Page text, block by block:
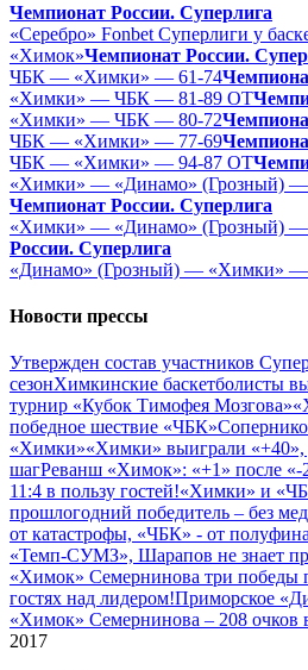
Чемпионат России. Суперлига
«Серебро» Fonbet Суперлиги у
«Химок»Чемпионат России.
ЧБК — «Химки» — 61-74
«Химки» — ЧБК — 81-89 ОТ
«Химки» — ЧБК — 80-72
ЧБК — «Химки» — 77-69
ЧБК — «Химки» — 94-87 ОТ
«Химки» — «Динамо» (Грозный)
Чемпионат России. Суперлига
«Химки» — «Динамо» (Грозный) —
России. Суперлига
«Динамо» (Грозный) — «Химки» —
Новости прессы
Утвержден состав участников
сезонХимкинские баскетболисты
турнир «Кубок Тимофея Мозгова»
победное шествие «ЧБК»
«Химки»«Химки» выиграли «+40»,
шагРеванш «Химок»: «+1» после «-
11:4 в пользу гостей!«Химки» и
прошлогодний победитель – без
от катастрофы, «ЧБК» - от
«Темп-СУМЗ», Шарапов не знает
«Химок» Семернинова три победы
гостях над лидером!Приморское
«Химок» Семернинова – 208 очков
2017